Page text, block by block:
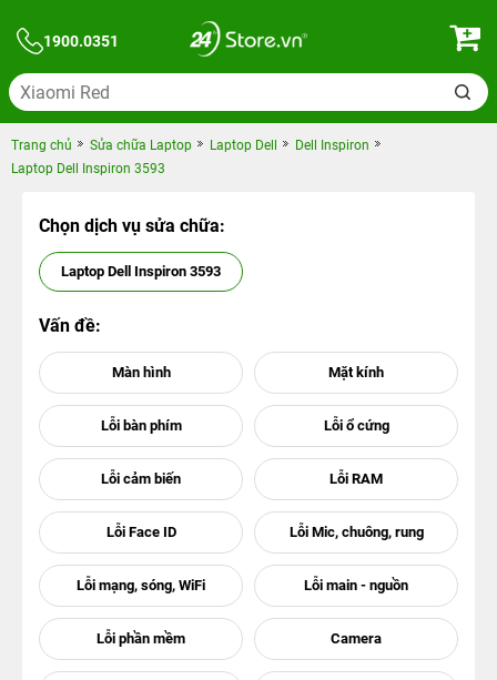
1900.0351
Trang chủ Sửa chữa Laptop Laptop Dell
Dell Inspiron
Laptop Dell Inspiron 3593
Chọn dịch vụ sửa chữa:
Laptop Dell Inspiron 3593
Vấn đề: